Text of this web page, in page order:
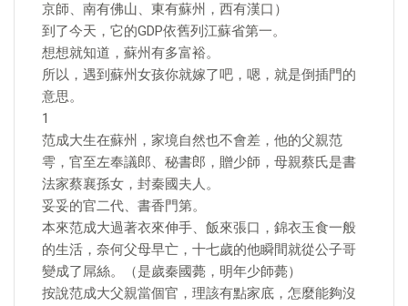
京師、南有佛山、東有蘇州，西有漢口）
到了今天，它的GDP依舊列江蘇省第一。
想想就知道，蘇州有多富裕。
所以，遇到蘇州女孩你就嫁了吧，嗯，就是倒插門的
意思。
1
范成大生在蘇州，家境自然也不會差，他的父親范
雩，官至左奉議郎、秘書郎，贈少師，母親蔡氏是書
法家蔡襄孫女，封秦國夫人。
妥妥的官二代、書香門第。
本來范成大過著衣來伸手、飯來張口，錦衣玉食一般
的生活，奈何父母早亡，十七歲的他瞬間就從公子哥
變成了屌絲。（是歲秦國薨，明年少師薨）
按說范成大父親當個官，理該有點家底，怎麼能夠沒